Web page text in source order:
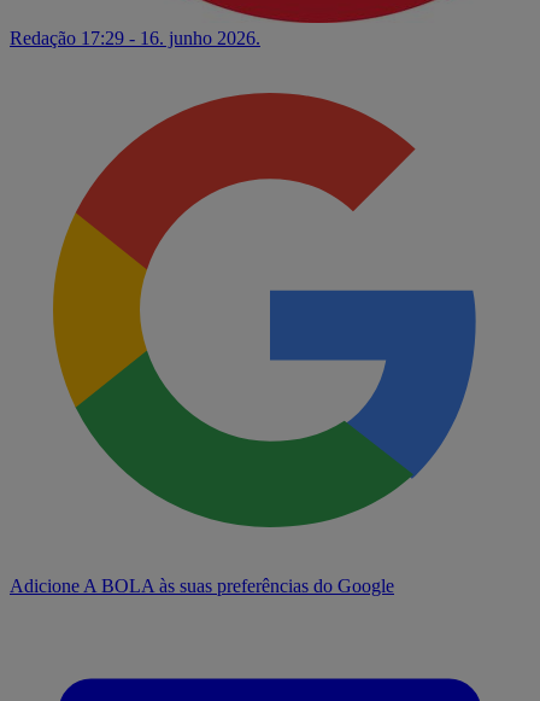
Redação 17:29 - 16. junho 2026.
Adicione A BOLA às suas preferências do Google